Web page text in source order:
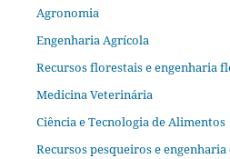
Agronomia
Engenharia Agrícola
Recursos florestais e engenharia
Medicina Veterinária
Ciência e Tecnologia de Alimentos
Recursos pesqueiros e engenharia